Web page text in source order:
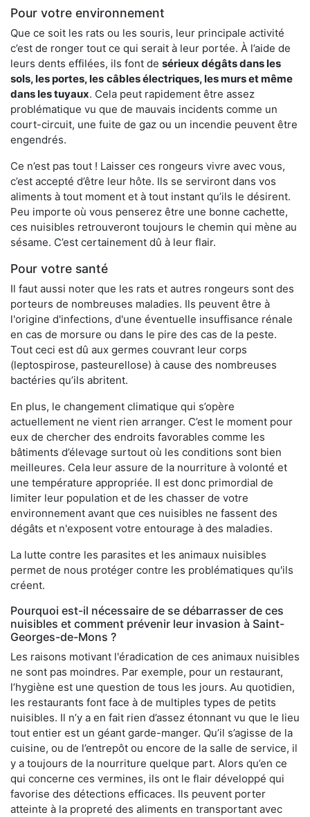
Pour votre environnement
Que ce soit les rats ou les souris, leur principale activité
c’est de ronger tout ce qui serait à leur portée. À l’aide de
leurs dents effilées, ils font de sérieux dégâts dans les
sols, les portes, les câbles électriques, les murs et même
dans les tuyaux. Cela peut rapidement être assez
problématique vu que de mauvais incidents comme un
court-circuit, une fuite de gaz ou un incendie peuvent être
engendrés.
Ce n’est pas tout ! Laisser ces rongeurs vivre avec vous,
c’est accepté d’être leur hôte. Ils se serviront dans vos
aliments à tout moment et à tout instant qu’ils le désirent.
Peu importe où vous penserez être une bonne cachette,
ces nuisibles retrouveront toujours le chemin qui mène au
sésame. C’est certainement dû à leur flair.
Pour votre santé
Il faut aussi noter que les rats et autres rongeurs sont des
porteurs de nombreuses maladies. Ils peuvent être à
l'origine d'infections, d'une éventuelle insuffisance rénale
en cas de morsure ou dans le pire des cas de la peste.
Tout ceci est dû aux germes couvrant leur corps
(leptospirose, pasteurellose) à cause des nombreuses
bactéries qu’ils abritent.
En plus, le changement climatique qui s’opère
actuellement ne vient rien arranger. C’est le moment pour
eux de chercher des endroits favorables comme les
bâtiments d’élevage surtout où les conditions sont bien
meilleures. Cela leur assure de la nourriture à volonté et
une température appropriée. Il est donc primordial de
limiter leur population et de les chasser de votre
environnement avant que ces nuisibles ne fassent des
dégâts et n'exposent votre entourage à des maladies.
La lutte contre les parasites et les animaux nuisibles
permet de nous protéger contre les problématiques qu'ils
créent.
Pourquoi est-il nécessaire de se débarrasser de ces
nuisibles et comment prévenir leur invasion à Saint-
Georges-de-Mons ?
Les raisons motivant l'éradication de ces animaux nuisibles
ne sont pas moindres. Par exemple, pour un restaurant,
l’hygiène est une question de tous les jours. Au quotidien,
les restaurants font face à de multiples types de petits
nuisibles. Il n’y a en fait rien d’assez étonnant vu que le lieu
tout entier est un géant garde-manger. Qu’il s’agisse de la
cuisine, ou de l’entrepôt ou encore de la salle de service, il
y a toujours de la nourriture quelque part. Alors qu’en ce
qui concerne ces vermines, ils ont le flair développé qui
favorise des détections efficaces. Ils peuvent porter
atteinte à la propreté des aliments en transportant avec